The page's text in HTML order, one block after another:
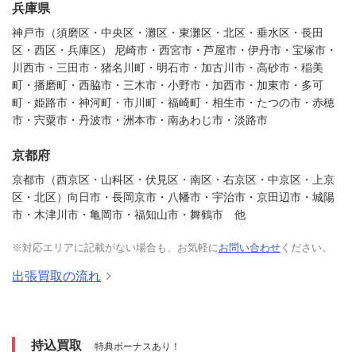
兵庫県
神戸市（須磨区・中央区・灘区・東灘区・北区・垂水区・長田
区・西区・兵庫区） 尼崎市・西宮市・芦屋市・伊丹市・宝塚市・
川西市・三田市・猪名川町・明石市・加古川市・高砂市・稲美
町・播磨町・西脇市・三木市・小野市・加西市・加東市・多可
町・姫路市・神河町・市川町・福崎町・相生市・たつの市・赤穂
市・宍粟市・丹波市・洲本市・南あわじ市・淡路市
京都府
京都市（西京区・山科区・伏見区・南区・右京区・中京区・上京
区・北区）向日市・長岡京市・八幡市・宇治市・京田辺市・城陽
市・木津川市・亀岡市・福知山市・舞鶴市 他
※対応エリアに記載がない場合も、お気軽にお問い合わせください。
出張買取の流れ
持込買取 特典ボーナスあり！